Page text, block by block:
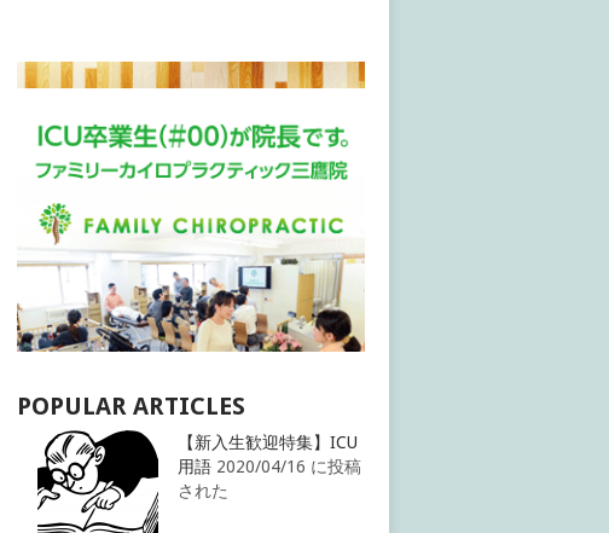
POPULAR ARTICLES
【新入生歓迎特集】ICU
用語 2020/04/16 に投稿
された